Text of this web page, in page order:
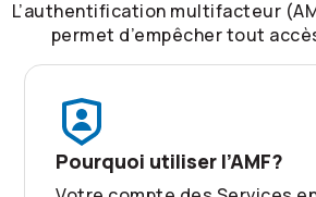
L’authentification multifacteur
permet d’empêcher tout
Pourquoi utiliser l’AMF?